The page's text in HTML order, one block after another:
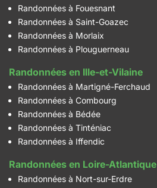
Randonnées à Fouesnant
Randonnées à Saint-Goazec
Randonnées à Morlaix
Randonnées à Plouguerneau
Randonnées en Ille-et-Vilaine
Randonnées à Martigné-Ferchaud
Randonnées à Combourg
Randonnées à Bédée
Randonnées à Tinténiac
Randonnées à Iffendic
Randonnées en Loire-Atlantique
Randonnées à Nort-sur-Erdre